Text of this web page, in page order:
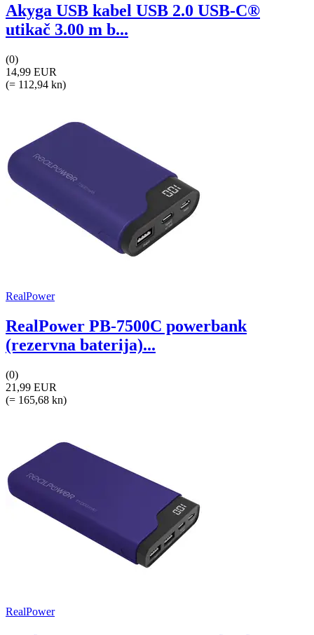
Akyga USB kabel USB 2.0 USB-C®
utikač 3.00 m b...
(0)
14,99 EUR
(= 112,94 kn)
RealPower
RealPower PB-7500C powerbank
(rezervna baterija)...
(0)
21,99 EUR
(= 165,68 kn)
RealPower